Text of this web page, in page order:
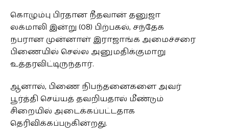
கொழும்பு பிரதான நீதவான் தனுஜா
லக்மாலி இன்று (08) பிற்பகல், சந்தேக
நபரான முன்னாள் இராஜாங்க அமைச்சரை
பிணையில் செல்ல அனுமதிக்குமாறு
உத்தரவிட்டிருந்தார்.
ஆனால், பிணை நிபந்தனைகளை அவர்
பூர்த்தி செய்யத் தவறியதால் மீண்டும்
சிறையில் அடைக்கப்பட்டதாக
தெரிவிக்கப்படுகின்றது.